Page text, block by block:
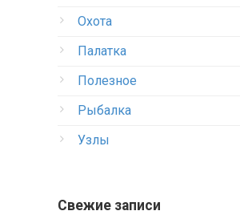
Охота
Палатка
Полезное
Рыбалка
Узлы
Свежие записи